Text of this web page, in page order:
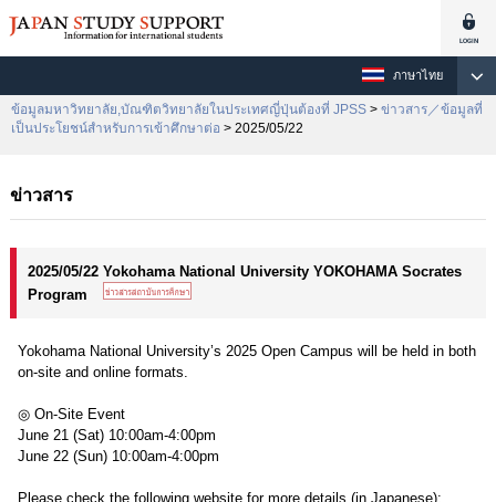
ภาษาไทย
ข้อมูลมหาวิทยาลัย,บัณฑิตวิทยาลัยในประเทศญี่ปุ่นต้องที่ JPSS > ข่าวสาร／ข้อมูลที่
เป็นประโยชน์สำหรับการเข้าศึกษาต่อ > 2025/05/22
ข่าวสาร
2025/05/22 Yokohama National University YOKOHAMA Socrates
Program
Yokohama National University’s 2025 Open Campus will be held in both
on-site and online formats.
◎ On-Site Event
June 21 (Sat) 10:00am-4:00pm
June 22 (Sun) 10:00am-4:00pm
Please check the following website for more details (in Japanese):